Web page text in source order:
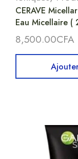
CERAVE
Eau Micellaire (
8,500.00CFA